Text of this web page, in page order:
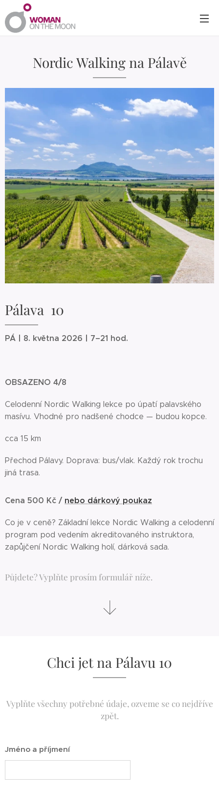
Nordic Walking na Pálavě
Pálava 10
PÁ | 8. května 2026 | 7–21 hod.
OBSAZENO 4/8
Celodenní Nordic Walking lekce po úpatí palavského
masívu. Vhodné pro nadšené chodce — budou kopce.
cca 15 km
Přechod Pálavy. Doprava: bus/vlak. Každý rok trochu
jiná trasa.
Cena 500 Kč / nebo dárkový poukaz
Co je v ceně? Základní lekce Nordic Walking a celodenní
program pod vedením akreditovaného instruktora,
zapůjčení Nordic Walking holí, dárková sada.
Půjdete? Vyplňte prosím formulář níže.
Chci jet na Pálavu 10
Vyplňte všechny potřebné údaje, ozveme se co nejdříve
zpět.
Jméno a příjmení